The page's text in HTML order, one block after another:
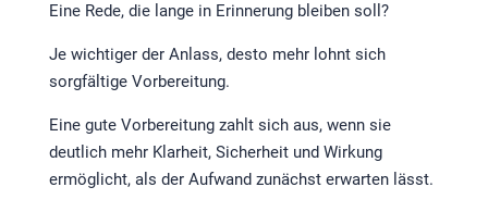
Eine Rede, die lange in Erinnerung bleiben soll?
Je wichtiger der Anlass, desto mehr lohnt sich
sorgfältige Vorbereitung.
Eine gute Vorbereitung zahlt sich aus, wenn sie
deutlich mehr Klarheit, Sicherheit und Wirkung
ermöglicht, als der Aufwand zunächst erwarten lässt.